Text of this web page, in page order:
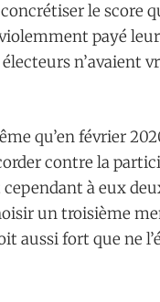
le score
payé
n’avaient
qu’en février
contre la
à eux
un troisième
aussi fort que ne